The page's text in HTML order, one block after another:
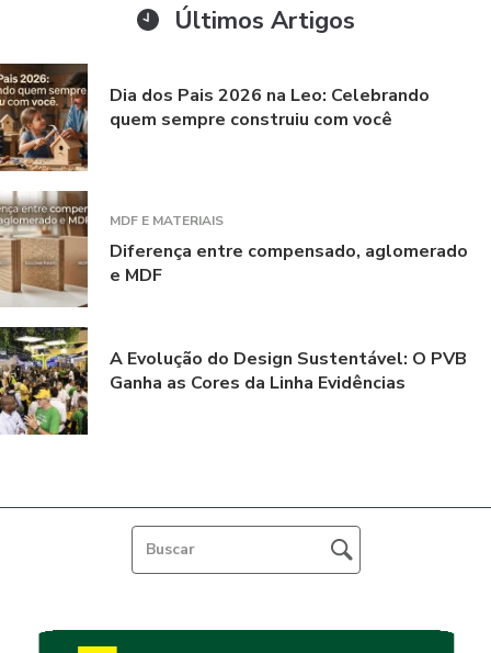
Últimos Artigos
Dia dos Pais 2026 na Leo: Celebrando
quem sempre construiu com você
MDF E MATERIAIS
Diferença entre compensado, aglomerado
e MDF
A Evolução do Design Sustentável: O PVB
Ganha as Cores da Linha Evidências